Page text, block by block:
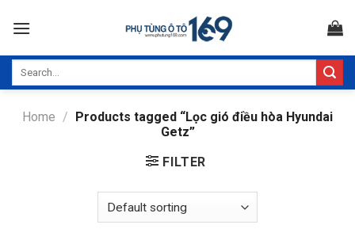
Home / Products tagged “Lọc gió điều hòa Hyundai
Getz”
FILTER